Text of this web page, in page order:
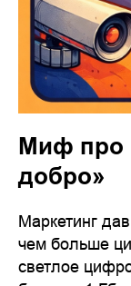
Миф про
добро»
Маркетинг
чем больше
светлое